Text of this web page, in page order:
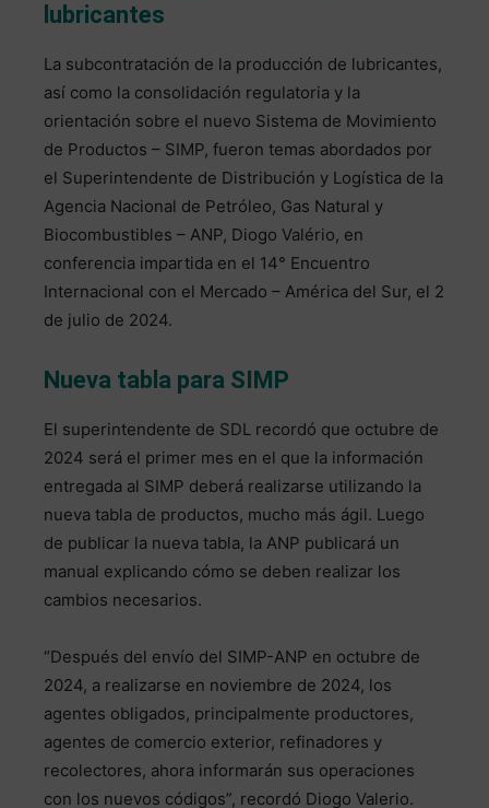
lubricantes
La subcontratación de la producción de lubricantes,
así como la consolidación regulatoria y la
orientación sobre el nuevo Sistema de Movimiento
de Productos – SIMP, fueron temas abordados por
el Superintendente de Distribución y Logística de la
Agencia Nacional de Petróleo, Gas Natural y
Biocombustibles – ANP, Diogo Valério, en
conferencia impartida en el 14° Encuentro
Internacional con el Mercado – América del Sur, el 2
de julio de 2024.
Nueva tabla para SIMP
El superintendente de SDL recordó que octubre de
2024 será el primer mes en el que la información
entregada al SIMP deberá realizarse utilizando la
nueva tabla de productos, mucho más ágil. Luego
de publicar la nueva tabla, la ANP publicará un
manual explicando cómo se deben realizar los
cambios necesarios.
“Después del envío del SIMP-ANP en octubre de
2024, a realizarse en noviembre de 2024, los
agentes obligados, principalmente productores,
agentes de comercio exterior, refinadores y
recolectores, ahora informarán sus operaciones
con los nuevos códigos”, recordó Diogo Valerio.